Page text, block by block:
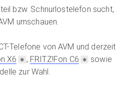
bzw. Schnurlostelefon sucht,
umschauen.
Telefone von AVM und derzeit
X6 , FRITZ!Fon C6
sowie
zur Wahl.